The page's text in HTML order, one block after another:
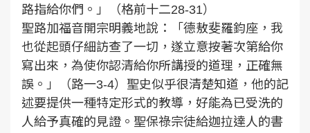
路指給你們。」（格前十二28-31）
聖路加福音開宗明義地說：「德敖斐羅鈞座，我
也從起頭仔細訪查了一切，遂立意按著次第給你
寫出來，為使你認清給你所講授的道理，正確無
誤。」（路一3-4）聖史似乎很清楚知道，他的記
述要提供一種特定形式的教導，好能為已受洗的
人給予真確的見證。聖保祿宗徒給迦拉達人的書